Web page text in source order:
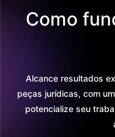
Como
Alcance resultados
peças jurídicas, com
potencialize seu